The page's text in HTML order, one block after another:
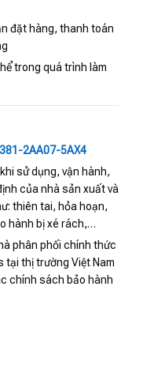
đặt hàng, thanh toán
trong quá trình làm
2AA07-5AX4
sử dụng, vận hành,
của nhà sản xuất và
thiên tai, hỏa hoạn,
hành bị xé rách,…
phân phối chính thức
tại thị trường Việt Nam
chính sách bảo hành